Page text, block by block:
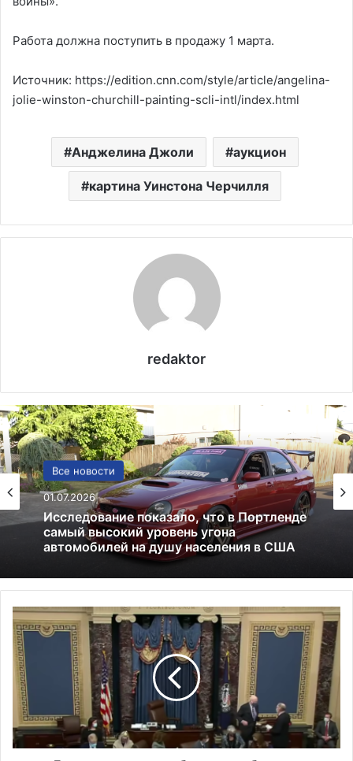
Работа должна поступить в продажу 1 марта.
Источник: https://edition.cnn.com/style/article/angelina-
jolie-winston-churchill-painting-scli-intl/index.html
Анджелина Джоли аукцион
картина Уинстона Черчилля
redaktor
Все новости
01.07.2026
Исследование показало, что в Портленде
самый высокий уровень угона
автомобилей на душу населения в США
Культура
25.10.2025
Чтение: 6 мощных причин читать перед
сном каждый день
Д
в
а
т
о